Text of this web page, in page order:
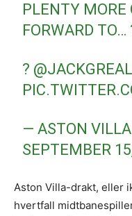
PLENTY MORE
FORWARD TO…
?
— ASTON
SEPTEMBER
Aston Villa-drakt, eller
hvertfall